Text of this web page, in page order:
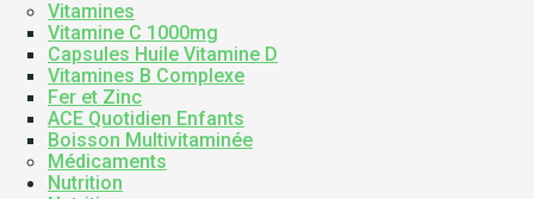
Vitamines
Vitamine C 1000mg
Capsules Huile Vitamine D
Vitamines B Complexe
Fer et Zinc
ACE Quotidien Enfants
Boisson Multivitaminée
Médicaments
Nutrition